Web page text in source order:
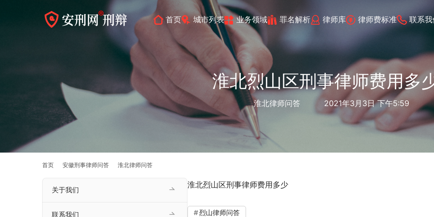
首页 城市列表 业务领域 罪名解析 律师库 律师费标准 联系
淮北烈山区刑事律师费用多
淮北律师问答 2021年3月3日 下午5:59
首页 安徽刑事律师问答 淮北律师问答
淮北烈山区刑事律师费用多少
烈山律师问答
关于我们
联系我们